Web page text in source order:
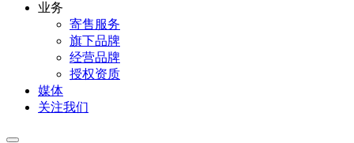
业务
寄售服务
旗下品牌
经营品牌
授权资质
媒体
关注我们